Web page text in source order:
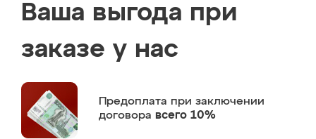
Ваша выгода при
заказе у нас
Предоплата при заключении
договора всего 10%